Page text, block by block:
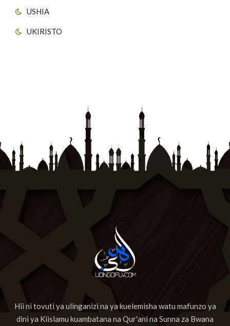
USHIA
UKIRISTO
Hii ni tovuti ya ulinganizi na ya kuelemisha watu mafunzo ya
dini ya Kiislamu kuambatana na Qur'ani na Sunna za Bwana